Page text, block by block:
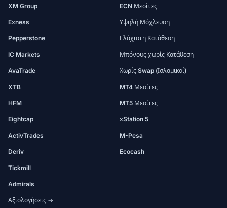
XM Group
Exness
Pepperstone
IC Markets
AvaTrade
XTB
HFM
Eightcap
ActivTrades
Deriv
Tickmill
Admirals
Αξιολογήσεις →
ECN Μεσίτες
Υψηλή Μόχλευση
Ελάχιστη Κατάθεση
Μπόνους χωρίς Κατάθεση
Χωρίς Swap (Ισλαμικοί)
MT4 Μεσίτες
MT5 Μεσίτες
xStation 5
M-Pesa
Ecocash